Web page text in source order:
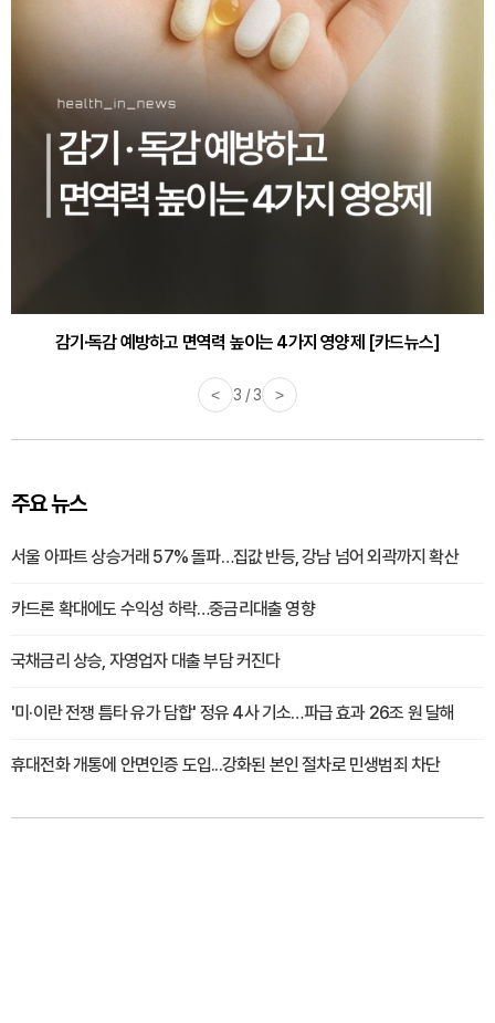
감기·독감 예방하고 면역력 높이는 4가지 영양제 [카드뉴스]
< 3 / 3 >
주요 뉴스
서울 아파트 상승거래 57% 돌파…집값 반등, 강남 넘어 외곽까지 확산
카드론 확대에도 수익성 하락…중금리대출 영향
국채금리 상승, 자영업자 대출 부담 커진다
'미·이란 전쟁 틈타 유가 담합' 정유 4사 기소…파급 효과 26조 원 달해
휴대전화 개통에 안면인증 도입...강화된 본인 절차로 민생범죄 차단